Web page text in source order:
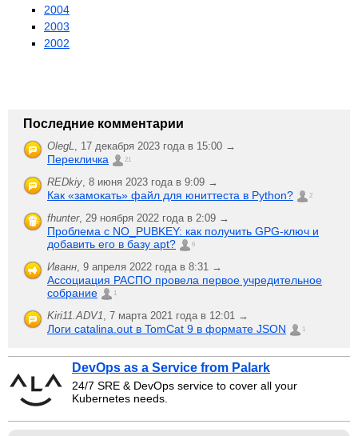
2004
2003
2002
Последние комментарии
OlegL, 17 декабря 2023 года в 15:00 →
Перекличка 21
REDkiy, 8 июня 2023 года в 9:09 →
Как «замокать» файл для юниттеста в Python? 2
fhunter, 29 ноября 2022 года в 2:09 →
Проблема с NO_PUBKEY: как получить GPG-ключ и
добавить его в базу apt?
6
Иванн, 9 апреля 2022 года в 8:31 →
Ассоциация РАСПО провела первое учредительное
собрание
1
Kiri11.ADV1, 7 марта 2021 года в 12:01 →
Логи catalina.out в TomCat 9 в формате JSON 1
DevOps as a Service from Palark
24/7 SRE & DevOps service to cover all your
Kubernetes needs.